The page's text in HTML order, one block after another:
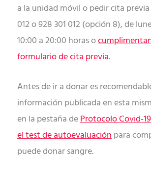
a la unidad móvil o pedir cita
012 o 928 301 012 (opción 8), de
10:00 a 20:00 horas o
formulario de cita previa.
Antes de ir a donar es
información publicada en esta
en la pestaña deProtocolo Covid-19
el test de autoevaluaciónpara
puede donar sangre.